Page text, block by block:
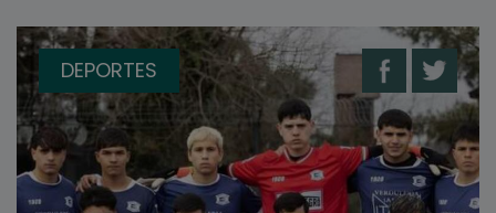
DEPORTES